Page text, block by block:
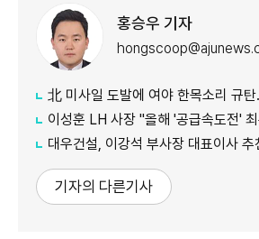
홍승우 기자
北 미사일 도발에 여야 한목소리 규탄…
이성훈 LH 사장 "올해 '공급속도전' 최우선할 것"…
대우건설, 이강석 부사장 대표이사 추천
기자의 다른기사